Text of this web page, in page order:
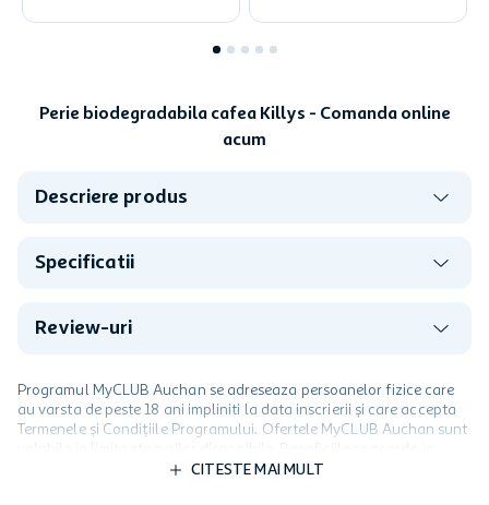
Perie biodegradabila cafea Killys - Comanda online
acum
Descriere produs
Specificatii
Review-uri
Programul MyCLUB Auchan se adreseaza persoanelor fizice care
au varsta de peste 18 ani impliniti la data inscrierii și care accepta
Termenele și Condițiile Programului. Ofertele MyCLUB Auchan sunt
valabile in limita stocurilor disponibile. Beneficiile se acorda in
limita a 12 unitati / card client o singura data in perioada promotiei.
CITESTE MAI MULT